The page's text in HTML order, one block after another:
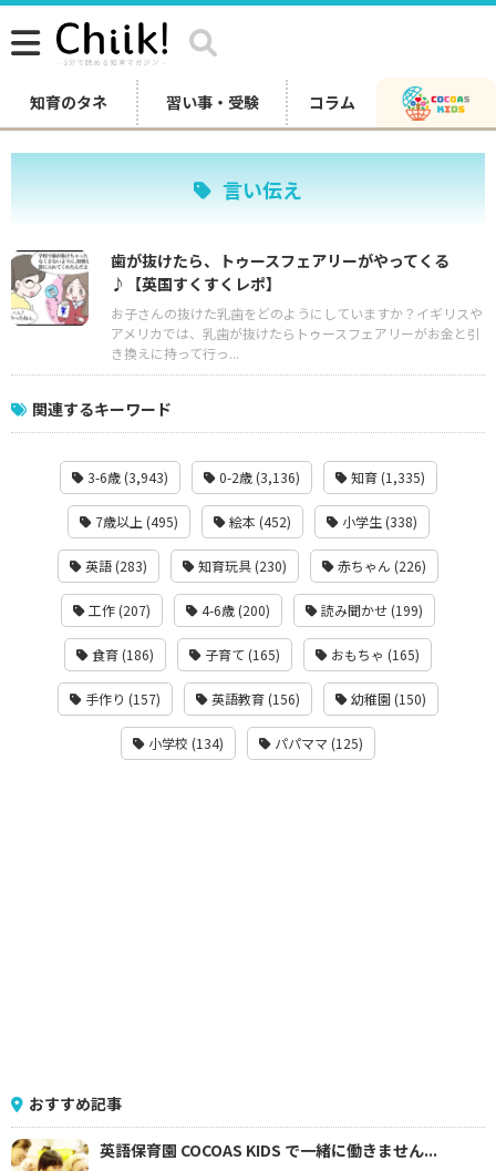
知育のタネ 習い事・受験 コラム
言い伝え
歯が抜けたら、トゥースフェアリーがやってくる
♪【英国すくすくレポ】
お子さんの抜けた乳歯をどのようにしていますか？イギリスや
アメリカでは、乳歯が抜けたらトゥースフェアリーがお金と引
き換えに持って行っ...
関連するキーワード
3-6歳 (3,943) 0-2歳 (3,136) 知育 (1,335)
7歳以上 (495) 絵本 (452) 小学生 (338)
英語 (283) 知育玩具 (230) 赤ちゃん (226)
工作 (207) 4-6歳 (200) 読み聞かせ (199)
食育 (186) 子育て (165) おもちゃ (165)
手作り (157) 英語教育 (156) 幼稚園 (150)
小学校 (134) パパママ (125)
おすすめ記事
英語保育園 COCOAS KIDS で一緒に働きません...